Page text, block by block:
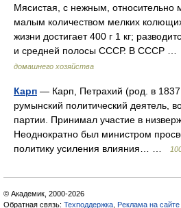
Мясистая, с нежным,
малым количеством мелких
жизни достигает 400 г 1 кг;
и средней полосы СССР. В СССР …
домашнего хозяйства
Карп — Карп, Петрахий (род. в 1837
румынский политический деятель,
партии. Принимал участие в
Неоднократно был министром
политику усиления влияния… …
© Академик, 2000-2026
Обратная связь: Техподдержка Реклама на сайте